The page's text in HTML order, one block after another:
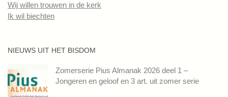
Wij willen trouwen in de kerk
Ik wil biechten
NIEUWS UIT HET BISDOM
Zomerserie Pius Almanak 2026 deel 1 –
Jongeren en geloof en 3 art. uit zomer serie